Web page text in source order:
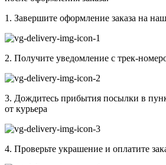
1. Завершите оформление заказа на
2. Получите уведомление с трек-
3. Дождитесь прибытия посылки в
от курьера
4. Проверьте украшение и оплатите